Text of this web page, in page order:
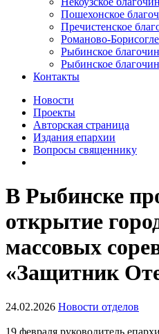
Пошехонское
Пречистенское
Романово-
Рыбинское
Рыбинское
Контакты
Новости
Проекты
Авторская страница
Издания епархии
Вопросы священнику
В Рыбинске
открытие
массовых
«Защитник
24.02.2026 Новости отделов
19 февраля руководитель